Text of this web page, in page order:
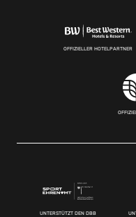
OFFIZIELLER
UNTERSTÜTZT DEN DBB